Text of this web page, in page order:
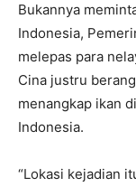
Bukannya
Indonesia,
melepas para
Cina justru
menangkap ikan
Indonesia.
“Lokasi kejadian